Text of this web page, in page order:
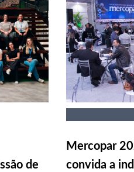
de
Mercopar
convida a